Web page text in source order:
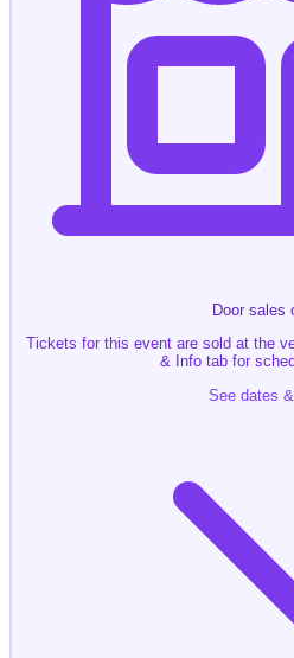
Door sales
Tickets for this event are sold at the
& Info tab for
See dates